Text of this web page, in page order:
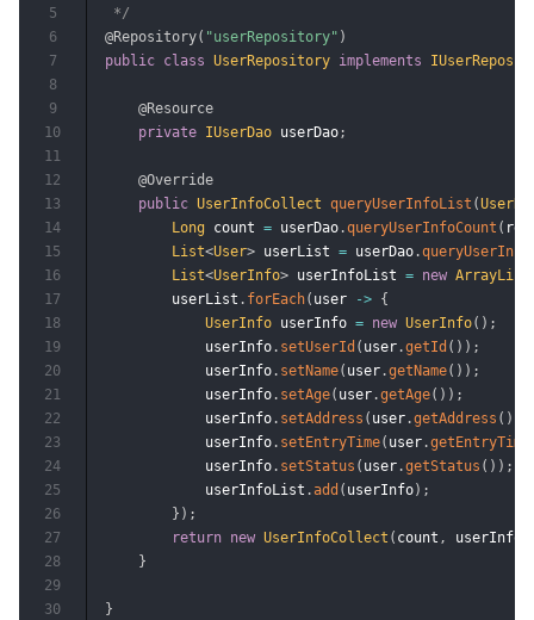
*/
@Repository( "userRepository" )
public class UserRepository implements
@Resource
private IUserDao userDao;
@Override
public UserInfoCollect queryUserInfoList (
Long count = userDao .queryUserInfoCount ( req
List<User> userList = userDao .
List<UserInfo> userInfoList = new ArrayList
        userList
. forEach( user -> {
UserInfo userInfo = new UserInfo( ) ;
            userInfo
. setUserId ( user .getId ( ) ) ;
            userInfo
. setName( user .getName( ) ) ;
            userInfo
. setAge( user .getAge( ) ) ;
            userInfo
. setAddress ( user .getAddress ( )
            userInfo
. setEntryTime( user .getEntryTime
            userInfo
. setStatus ( user .getStatus ( ) ) ;
            userInfoList
.add ( userInfo) ;
} ) ;
return new UserInfoCollect ( count ,
}
}
5
6
7
8
9
10
11
12
13
14
15
16
17
18
19
20
21
22
23
24
25
26
27
28
29
30